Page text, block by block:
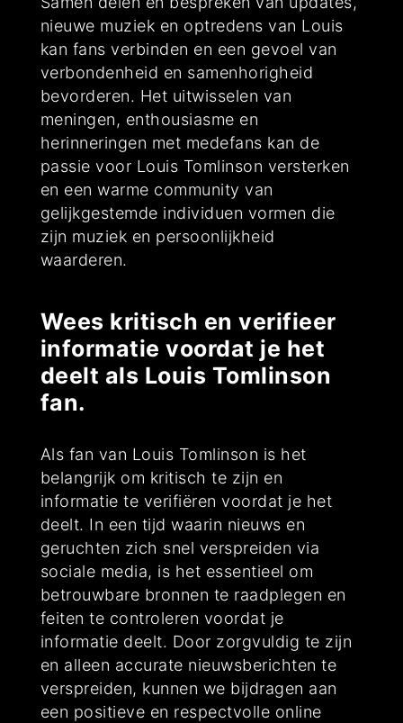
nieuwe muziek en optredens van Louis
kan fans verbinden en een gevoel van
verbondenheid en samenhorigheid
bevorderen. Het uitwisselen van
meningen, enthousiasme en
herinneringen met medefans kan de
passie voor Louis Tomlinson versterken
en een warme community van
gelijkgestemde individuen vormen die
zijn muziek en persoonlijkheid
waarderen.
Wees kritisch en verifieer
informatie voordat je het
deelt als Louis Tomlinson
fan.
Als fan van Louis Tomlinson is het
belangrijk om kritisch te zijn en
informatie te verifiëren voordat je het
deelt. In een tijd waarin nieuws en
geruchten zich snel verspreiden via
sociale media, is het essentieel om
betrouwbare bronnen te raadplegen en
feiten te controleren voordat je
informatie deelt. Door zorgvuldig te zijn
en alleen accurate nieuwsberichten te
verspreiden, kunnen we bijdragen aan
een positieve en respectvolle online